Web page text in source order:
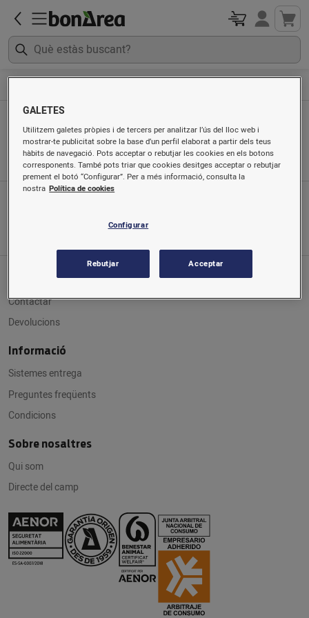
Electrònica
Ordenat per
Servei al client
Contactar
Devolucions
Informació
Sistemes entrega
Preguntes freqüents
Condicions
Sobre nosaltres
Qui som
Directe del camp
GALETES
Utilitzem galetes pròpies i de tercers per analitzar l’ús del lloc web i
mostrar-te publicitat sobre la base d’un perfil elaborat a partir dels teus
hàbits de navegació. Pots acceptar o rebutjar les cookies en els botons
corresponents. També pots triar que cookies desitges acceptar o rebutjar
prement el botó “Configurar”. Per a més informació, consulta la
nostra Política de cookies
Configurar
Rebutjar Acceptar